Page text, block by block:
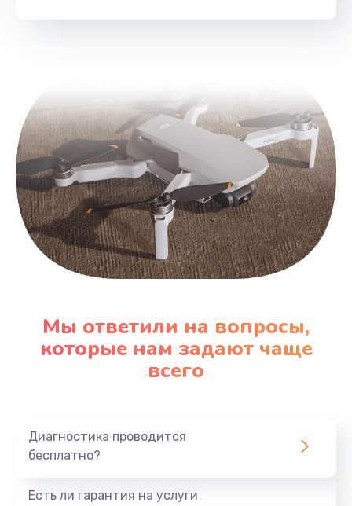
Мы ответили на вопросы,
которые нам задают чаще
всего
Диагностика проводится
бесплатно?
Есть ли гарантия на услуги